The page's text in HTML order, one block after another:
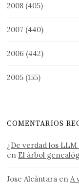
2008 (405)
2007 (440)
2006 (442)
2005 (155)
COMENTARIOS
¿De verdad los
en El árbol
Jose Alcántara en A